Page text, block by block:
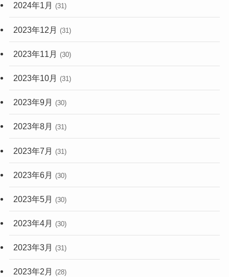
2024年1月 (31)
2023年12月 (31)
2023年11月 (30)
2023年10月 (31)
2023年9月 (30)
2023年8月 (31)
2023年7月 (31)
2023年6月 (30)
2023年5月 (30)
2023年4月 (30)
2023年3月 (31)
2023年2月 (28)